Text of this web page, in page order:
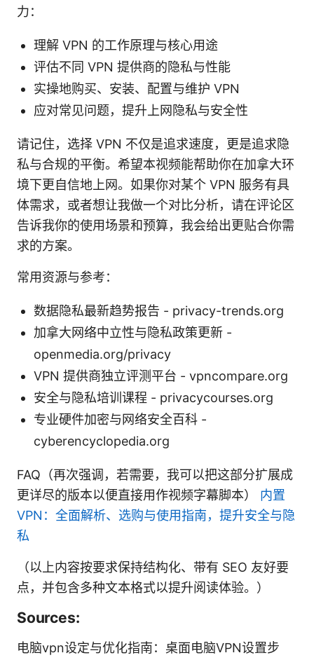
力：
理解 VPN 的工作原理与核心用途
评估不同 VPN 提供商的隐私与性能
实操地购买、安装、配置与维护 VPN
应对常见问题，提升上网隐私与安全性
请记住，选择 VPN 不仅是追求速度，更是追求隐
私与合规的平衡。希望本视频能帮助你在加拿大环
境下更自信地上网。如果你对某个 VPN 服务有具
体需求，或者想让我做一个对比分析，请在评论区
告诉我你的使用场景和预算，我会给出更贴合你需
求的方案。
常用资源与参考：
数据隐私最新趋势报告 - privacy-trends.org
加拿大网络中立性与隐私政策更新 -
openmedia.org/privacy
VPN 提供商独立评测平台 - vpncompare.org
安全与隐私培训课程 - privacycourses.org
专业硬件加密与网络安全百科 -
cyberencyclopedia.org
FAQ（再次强调，若需要，我可以把这部分扩展成
更详尽的版本以便直接用作视频字幕脚本） 内置
VPN：全面解析、选购与使用指南，提升安全与隐
私
（以上内容按要求保持结构化、带有 SEO 友好要
点，并包含多种文本格式以提升阅读体验。）
Sources:
电脑vpn设定与优化指南：桌面电脑VPN设置步